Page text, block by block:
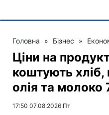
Головна » Бізнес »
Ціни на
коштують хліб,
олія та молоко
17:50 07.08.2026 Пт